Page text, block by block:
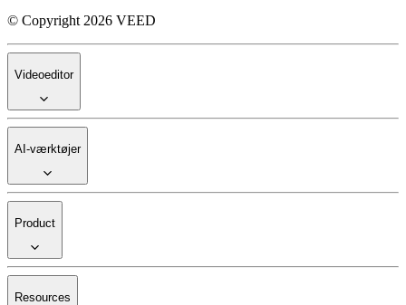
© Copyright 2026 VEED
Videoeditor
AI-værktøjer
Product
Resources